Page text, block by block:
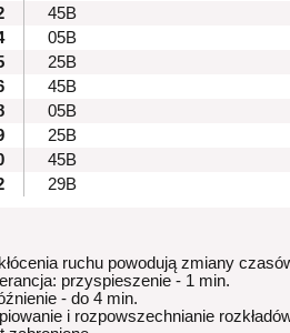
45B
05B
25B
45B
05B
25B
45B
29B
ruchu powodują zmiany
przyspieszenie - 1 min.
- do 4 min.
i rozpowszechnianie